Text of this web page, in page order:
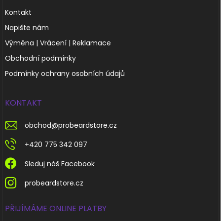
Kontakt
Napište nám
Výměna | Vrácení | Reklamace
Obchodní podmínky
Podmínky ochrany osobních údajů
KONTAKT
obchod@probeardstore.cz
+420 775 342 097
Sleduj náš Facebook
probeardstore.cz
PŘIJÍMÁME ONLINE PLATBY